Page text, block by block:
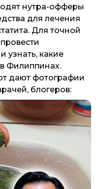
нутра-офферы
для лечения
Для точной
узнать, какие
Филиппинах.
дают фотографии
блогеров: